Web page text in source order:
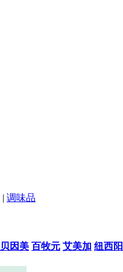
| 调味品
贝因美 百牧元 艾美加 纽西